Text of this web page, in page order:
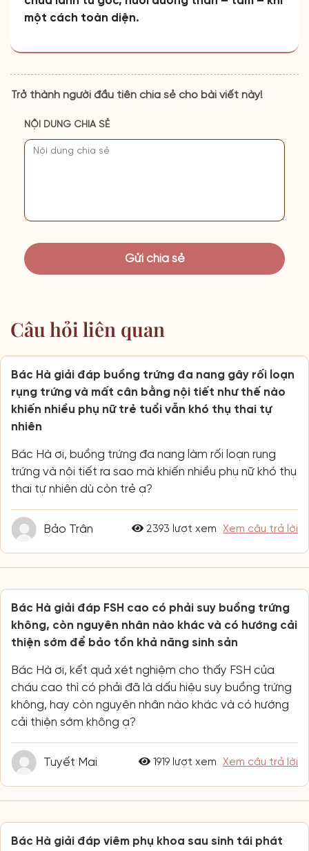
một cách toàn diện.
Trở thành người đầu tiên chia sẻ cho bài viết này!
NỘI DUNG CHIA SẺ
Câu hỏi liên quan
Bác Hà giải đáp buồng trứng đa nang gây rối loạn
rụng trứng và mất cân bằng nội tiết như thế nào
khiến nhiều phụ nữ trẻ tuổi vẫn khó thụ thai tự
nhiên
Bác Hà ơi, buồng trứng đa nang làm rối loạn rụng
trứng và nội tiết ra sao mà khiến nhiều phụ nữ khó thụ
thai tự nhiên dù còn trẻ ạ?
Bảo Trân 2393 lượt xem Xem câu trả lời
Bác Hà giải đáp FSH cao có phải suy buồng trứng
không, còn nguyên nhân nào khác và có hướng cải
thiện sớm để bảo tồn khả năng sinh sản
Bác Hà ơi, kết quả xét nghiệm cho thấy FSH của
cháu cao thì có phải đã là dấu hiệu suy buồng trứng
không, hay còn nguyên nhân nào khác và có hướng
cải thiện sớm không ạ?
Tuyết Mai 1919 lượt xem Xem câu trả lời
Bác Hà giải đáp viêm phụ khoa sau sinh tái phát